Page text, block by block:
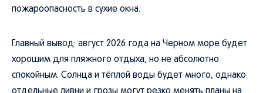
пожароопасность в сухие окна.
Главный вывод: август 2026 года на Черном море будет
хорошим для пляжного отдыха, но не абсолютно
спокойным. Солнца и тёплой воды будет много, однако
отдельные ливни и грозы могут резко менять планы на